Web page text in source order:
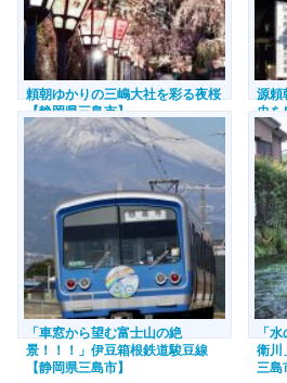
頼朝ゆかりの三嶋大社を彩る夜桜
【静岡県三島市】
源頼
史を
三島
「車窓から望む富士山の絶
景！！！」伊豆箱根鉄道駿豆線
【静岡県三島市】
「
衛川
三島